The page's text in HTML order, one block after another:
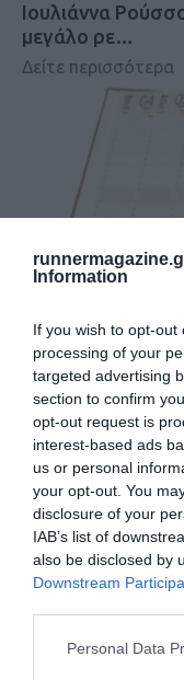
Information
If you wish to opt-
processing of your
targeted advertising
section to confirm
opt-out request is
interest-based ads
us or personal
your opt-out. You
disclosure of your
IAB’s list of
also be disclosed by
Downstream
Personal Data
Iουλιάννα
μεγάλο ρε…
Δείτε περισσότερα
Τι πρέπει να
Πάρε χαρτί και